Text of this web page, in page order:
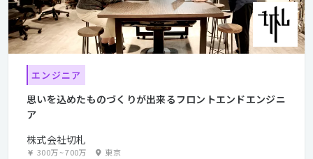
エンジニア
思いを込めたものづくりが出来るフロントエンドエンジニ
ア
株式会社切札
300万~700万 東京